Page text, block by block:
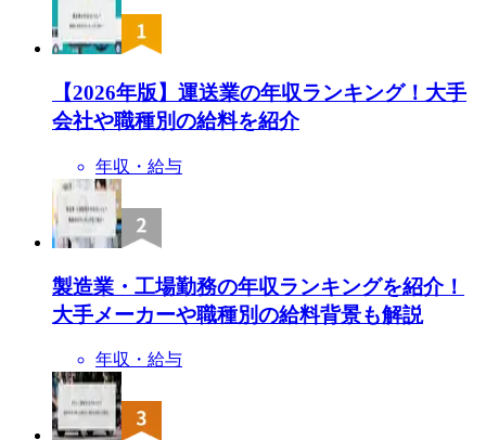
【2026年版】運送業の年収ランキング！大手
会社や職種別の給料を紹介
年収・給与
製造業・工場勤務の年収ランキングを紹介！
大手メーカーや職種別の給料背景も解説
年収・給与